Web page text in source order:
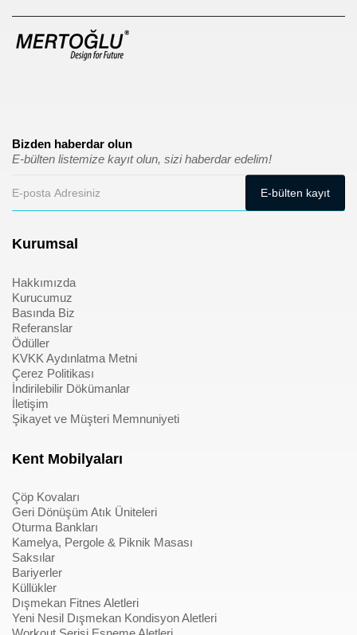
Bizden haberdar olun
E-bülten listemize kayıt olun, sizi haberdar edelim!
Kurumsal
Hakkımızda
Kurucumuz
Basında Biz
Referanslar
Ödüller
KVKK Aydınlatma Metni
Çerez Politikası
İndirilebilir Dökümanlar
İletişim
Şikayet ve Müşteri Memnuniyeti
Kent Mobilyaları
Çöp Kovaları
Geri Dönüşüm Atık Üniteleri
Oturma Bankları
Kamelya, Pergole & Piknik Masası
Saksılar
Bariyerler
Küllükler
Dışmekan Fitnes Aletleri
Yeni Nesil Dışmekan Kondisyon Aletleri